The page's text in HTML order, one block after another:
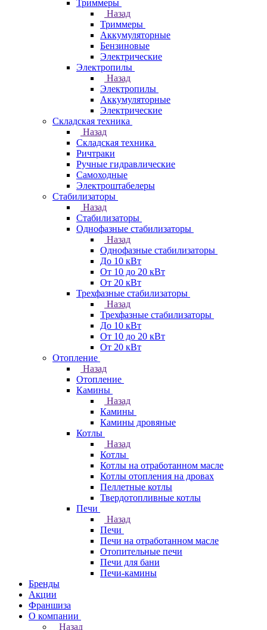
Триммеры
Назад
Триммеры
Аккумуляторные
Бензиновые
Электрические
Электропилы
Назад
Электропилы
Аккумуляторные
Электрические
Складская техника
Назад
Складская техника
Ричтраки
Ручные гидравлические
Самоходные
Электроштабелеры
Стабилизаторы
Назад
Стабилизаторы
Однофазные стабилизаторы
Назад
Однофазные стабилизаторы
До 10 кВт
От 10 до 20 кВт
От 20 кВт
Трехфазные стабилизаторы
Назад
Трехфазные стабилизаторы
До 10 кВт
От 10 до 20 кВт
От 20 кВт
Отопление
Назад
Отопление
Камины
Назад
Камины
Камины дровяные
Котлы
Назад
Котлы
Котлы на отработанном масле
Котлы отопления на дровах
Пеллетные котлы
Твердотопливные котлы
Печи
Назад
Печи
Печи на отработанном масле
Отопительные печи
Печи для бани
Печи-камины
Бренды
Акции
Франшиза
О компании
Назад